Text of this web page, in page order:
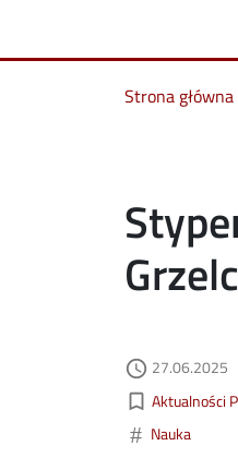
Strona główna
access_time Data dodania
27.06.2025
bookmark_border Kategorie
Aktualności
# Nauka
in new window
in new window